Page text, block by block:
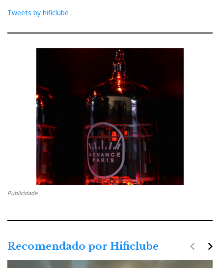
Tweets by hificlube
Publicidade
Recomendado por Hificlube navigate_next
navigate_before